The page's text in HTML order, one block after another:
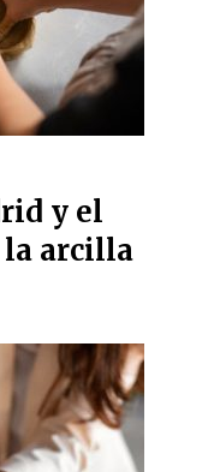
y el
la arcilla